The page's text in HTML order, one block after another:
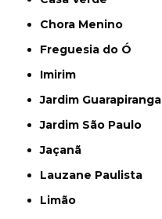
Chora Menino
Freguesia do Ó
Imirim
Jardim Guarapiranga
Jardim São Paulo
Jaçanã
Lauzane Paulista
Limão